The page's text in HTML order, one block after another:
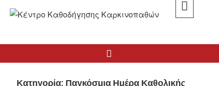
Κατηγορία: Παγκόσμια Ημέρα Καθολικής